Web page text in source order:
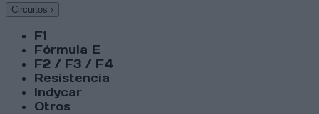
Circuitos ›
F1
Fórmula E
F2 / F3 / F4
Resistencia
Indycar
Otros